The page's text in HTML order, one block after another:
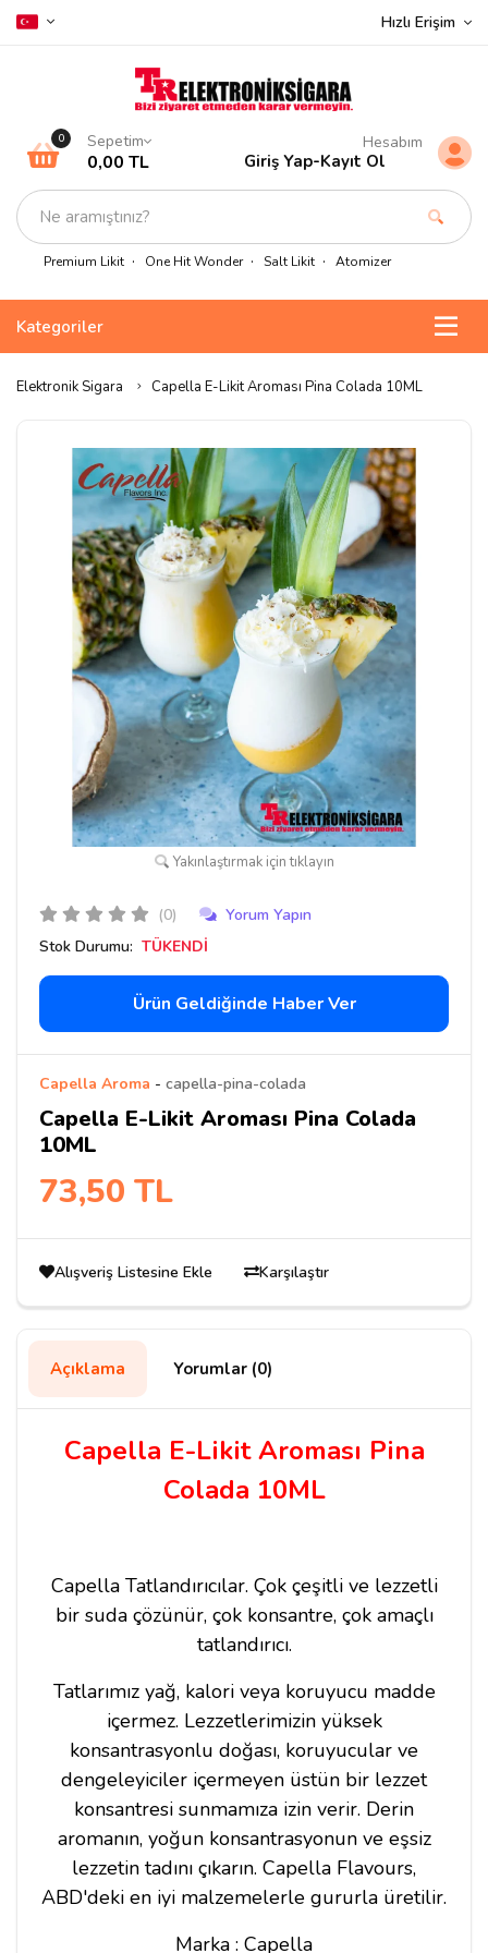
Hızlı Erişim
Premium Likit One Hit Wonder Salt Likit Atomizer
0 Sepetim
0,00 TL
Hesabım
Giriş Yap-Kayıt Ol
Kategoriler
Elektronik Sigara Capella E-Likit Aroması Pina Colada 10ML
Yakınlaştırmak için tıklayın
(0)
Yorum Yapın
Stok Durumu: TÜKENDİ
Ürün Geldiğinde Haber Ver
Capella Aroma - capella-pina-colada
Capella E-Likit Aroması Pina Colada
10ML
73,50 TL
Alışveriş Listesine Ekle Karşılaştır
Açıklama Yorumlar (0)
Capella E-Likit Aroması Pina
Colada 10ML
Capella Tatlandırıcılar. Çok çeşitli ve lezzetli
bir suda çözünür, çok konsantre, çok amaçlı
tatlandırıcı.
Tatlarımız yağ, kalori veya koruyucu madde
içermez. Lezzetlerimizin yüksek
konsantrasyonlu doğası, koruyucular ve
dengeleyiciler içermeyen üstün bir lezzet
konsantresi sunmamıza izin verir. Derin
aromanın, yoğun konsantrasyonun ve eşsiz
lezzetin tadını çıkarın. Capella Flavours,
ABD'deki en iyi malzemelerle gururla üretilir.
Marka : Capella